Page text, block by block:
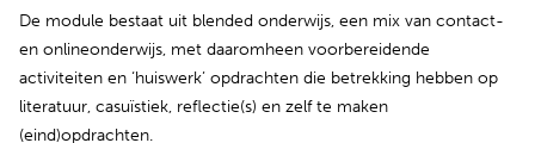
De module bestaat uit blended onderwijs, een mix van contact-
en onlineonderwijs, met daaromheen voorbereidende
activiteiten en ‘huiswerk’ opdrachten die betrekking hebben op
literatuur, casuïstiek, reflectie(s) en zelf te maken
(eind)opdrachten.